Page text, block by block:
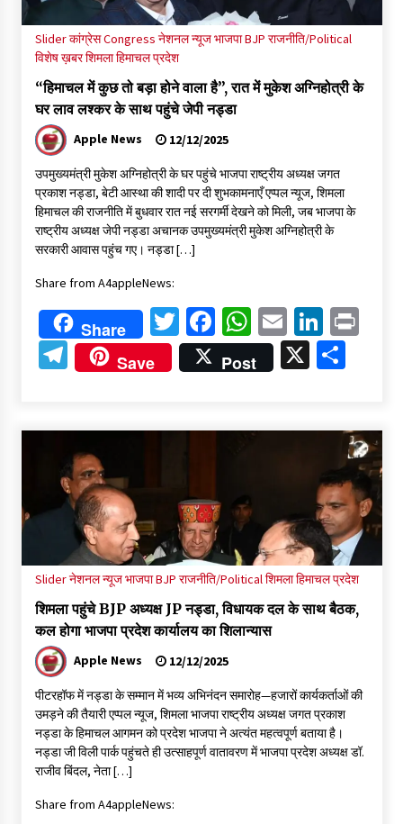
Sliderकांग्रेस Congress नेशनल न्यूजभाजपा BJP राजनीति/Political
विशेष ख़बरशिमलाहिमाचल प्रदेश
“हिमाचल में कुछ तो बड़ा होने वाला है”, रात में मुकेश अग्निहोत्री के
घर लाव लश्कर के साथ पहुंचे जेपी नड्डा
Apple News 12/12/2025
उपमुख्यमंत्री मुकेश अग्निहोत्री के घर पहुंचे भाजपा राष्ट्रीय अध्यक्ष जगत
प्रकाश नड्डा, बेटी आस्था की शादी पर दी शुभकामनाएँ एप्पल न्यूज, शिमला
हिमाचल की राजनीति में बुधवार रात नई सरगर्मी देखने को मिली, जब भाजपा के
राष्ट्रीय अध्यक्ष जेपी नड्डा अचानक उपमुख्यमंत्री मुकेश अग्निहोत्री के
सरकारी आवास पहुंच गए। नड्डा […]
Share from A4appleNews:
Share Twitter
Facebook
WhatsApp
Email
Telegram
Save Post X
Sliderनेशनल न्यूजभाजपा BJP राजनीति/Politicalशिमलाहिमाचल प्रदेश
शिमला पहुंचे BJP अध्यक्ष JP नड्डा, विधायक दल के साथ बैठक,
कल होगा भाजपा प्रदेश कार्यालय का शिलान्यास
Apple News 12/12/2025
पीटरहॉफ में नड्डा के सम्मान में भव्य अभिनंदन समारोह—हजारों कार्यकर्ताओं की
उमड़ने की तैयारी एप्पल न्यूज, शिमला भाजपा राष्ट्रीय अध्यक्ष जगत प्रकाश
नड्डा के हिमाचल आगमन को प्रदेश भाजपा ने अत्यंत महत्वपूर्ण बताया है।
नड्डा जी विली पार्क पहुंचते ही उत्साहपूर्ण वातावरण में भाजपा प्रदेश अध्यक्ष डॉ.
राजीव बिंदल, नेता […]
Share from A4appleNews: